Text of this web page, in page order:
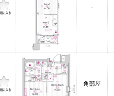
-
角部屋